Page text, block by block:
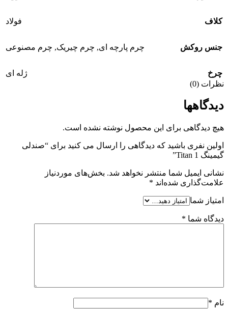
کلاف فولاد
جنس روکش چرم پارچه ای, چرم چیریک, چرم مصنوعی
چرخ
ژله ای
نظرات (0)
دیدگاهها
هیچ دیدگاهی برای این محصول نوشته نشده است.
اولین نفری باشید که دیدگاهی را ارسال می کنید برای “صندلی
گیمینگ Titan 1”
نشانی ایمیل شما منتشر نخواهد شد. بخش‌های موردنیاز
علامت‌گذاری شده‌اند *
امتیاز شما
دیدگاه شما *
نام *